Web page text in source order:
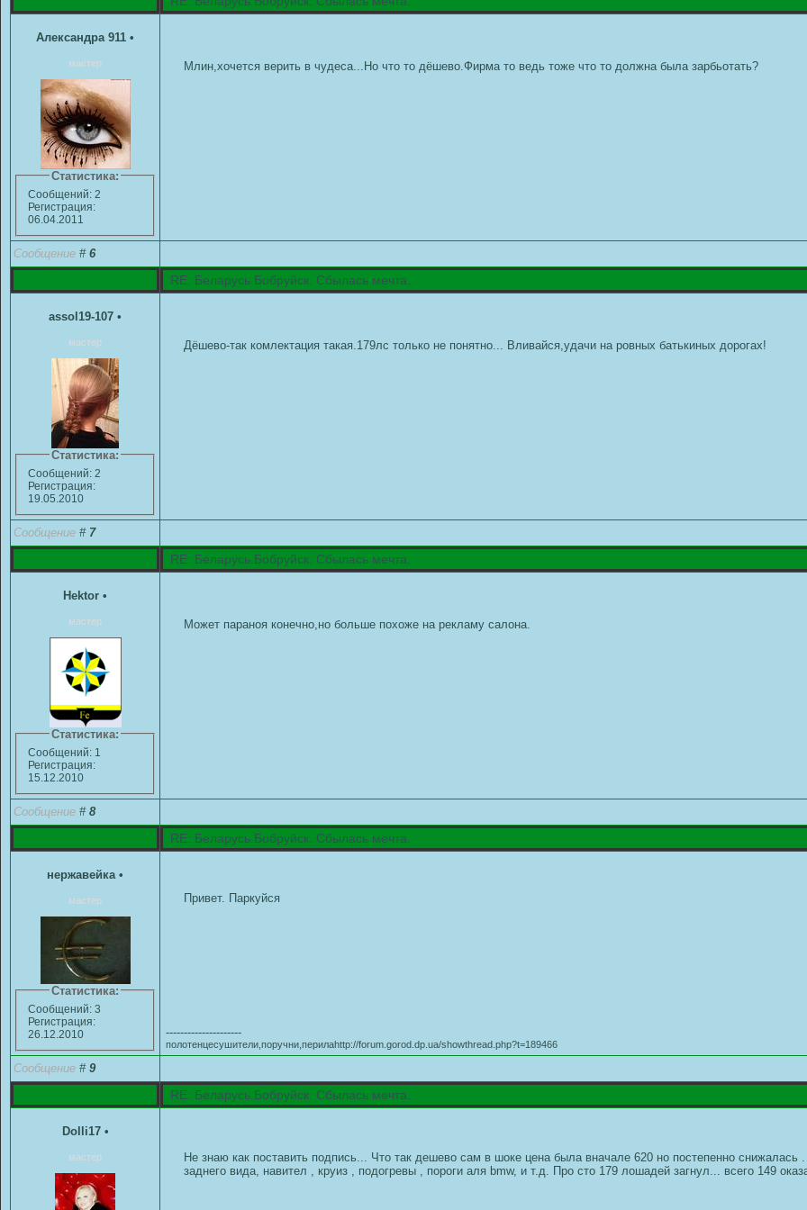
Александра 911 •
мастер
Статистика:
Сообщений: 2
Регистрация:
06.04.2011
Млин,хочется верить в чудеса...Но что то дёшево.Фирма то ведь тоже что то должна была зарбьотать?
Сообщение # 6
RE: Беларусь.Бобруйск. Сбылась мечта.
assol19-107 •
мастер
Статистика:
Сообщений: 2
Регистрация:
19.05.2010
Дёшево-так комлектация такая.179лс только не понятно... Вливайся,удачи на ровных батькиных дорогах!
Сообщение # 7
RE: Беларусь.Бобруйск. Сбылась мечта.
Hektor •
мастер
Статистика:
Сообщений: 1
Регистрация:
15.12.2010
Может параноя конечно,но больше похоже на рекламу салона.
Сообщение # 8
RE: Беларусь.Бобруйск. Сбылась мечта.
нержавейка •
мастер
Статистика:
Сообщений: 3
Регистрация:
26.12.2010
Привет. Паркуйся
---------------------
полотенцесушители,поручни,перилаhttp://forum.gorod.dp.ua/showthread.php?t=189466
Сообщение # 9
RE: Беларусь.Бобруйск. Сбылась мечта.
Dolli17 •
мастер
Не знаю как поставить подпись... Что так дешево сам в шоке цена была вначале 620 но постепенно
заднего вида, навител , круиз , подогревы , пороги аля bmw, и т.д. Про сто 179 лошадей загнул... всего 149